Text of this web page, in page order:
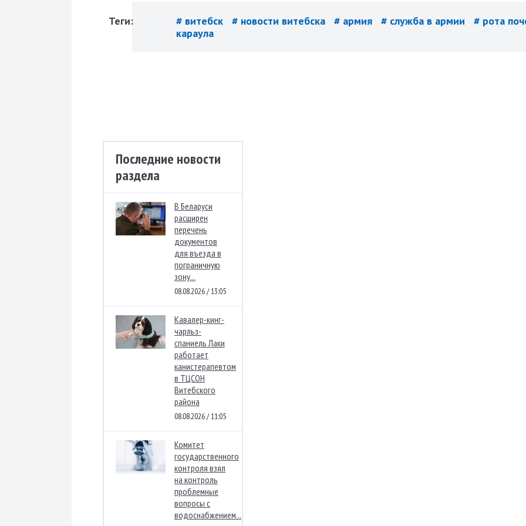
Теги: # витебск # новости витебска # армия # служба в армии
# рота
караула
Последние новости
раздела
В Беларуси
расширен
перечень
документов
для въезда в
пограничную
зону...
08.08.2026 / 13:05
Кавалер-кинг-
чарльз-
спаниель Лаки
работает
канистерапевтом
в ТЦСОН
Витебского
района
08.08.2026 / 11:05
Комитет
государственного
контроля взял
на контроль
проблемные
вопросы с
водоснабжением...